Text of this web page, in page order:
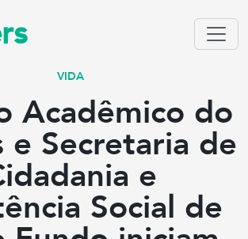
VIDA
Acadêmico do
e Secretaria de
e
Social de